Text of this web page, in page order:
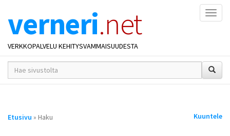
verneri.net
VERKKOPALVELU KEHITYSVAMMAISUUDESTA
hakusana(t)
*
Olet
Etusivu » Haku Kuuntele